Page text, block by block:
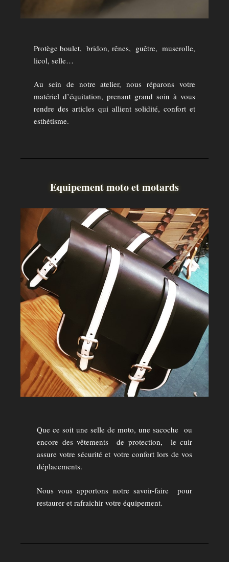
Protège boulet, bridon, rênes, guêtre, muserolle,
licol, selle…
Au sein de notre atelier, nous réparons votre
matériel d’équitation, prenant grand soin à vous
rendre des articles qui allient solidité, confort et
esthétisme.
Equipement moto et motards
Que ce soit une selle de moto, une sacoche ou
encore des vêtements de protection, le cuir
assure votre sécurité et votre confort lors de vos
déplacements.
Nous vous apportons notre savoir-faire pour
restaurer et rafraichir votre équipement.